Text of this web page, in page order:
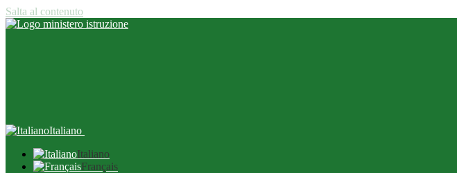
Salta al contenuto
Italiano
Italiano
Français